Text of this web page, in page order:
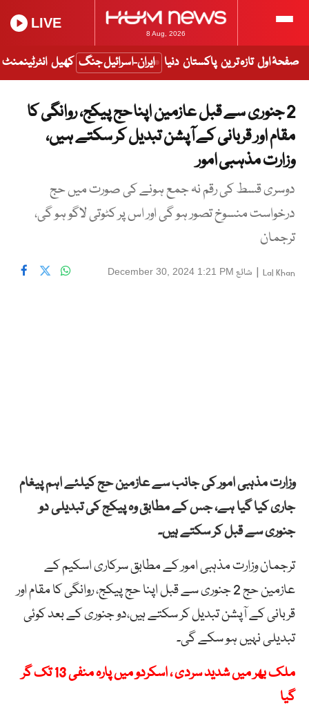
8 Aug, 2026
LIVE
صفحۂ اول تازہ ترین پاکستان دنیا ایران-اسرائیل جنگ کھیل انٹرٹینمنٹ
2 جنوری سے قبل عازمین اپنا حج پیکج، روانگی کا
مقام اور قربانی کے آپشن تبدیل کر سکتے ہیں،
وزارت مذہبی امور
دوسری قسط کی رقم نہ جمع ہونے کی صورت میں حج
درخواست منسوخ تصور ہو گی اور اس پر کٹوتی لاگو ہو گی،
ترجمان
Lal Khan
| شائع December 30, 2024 1:21 PM
وزارت مذہبی امور کی جانب سے عازمین حج کیلئے اہم پیغام
جاری کیا گیا ہے، جس کے مطابق وہ پیکج کی تبدیلی دو
جنوری سے قبل کر سکتے ہیں۔
ترجمان وزارت مذہبی امور کے مطابق سرکاری اسکیم کے
عازمین حج 2 جنوری سے قبل اپنا حج پیکج، روانگی کا مقام اور
قربانی کے آپشن تبدیل کر سکتے ہیں،دو جنوری کے بعد کوئی
تبدیلی نہیں ہو سکے گی۔
ملک بھر میں شدید سردی ، اسکردو میں پارہ منفی 13 تک گر
گیا